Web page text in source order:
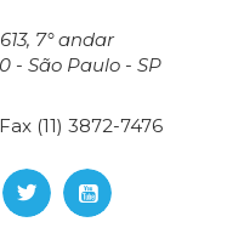
7° andar
- São Paulo - SP
(11) 3872-7476